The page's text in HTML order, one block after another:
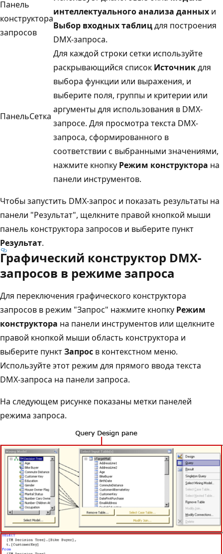
Панель
конструктора
запросов
интеллектуального анализа данных и
Выбор входных таблицдля построения
DMX-запроса.
ПанельСетка
Для каждой строки сетки используйте
раскрывающийся список Источникдля
выбора функции или выражения, и
выберите поля, группы и критерии или
аргументы для использования в DMX-
запросе. Для просмотра текста DMX-
запроса, сформированного в
соответствии с выбранными значениями,
нажмите кнопку Режим конструктора на
панели инструментов.
Чтобы запустить DMX-запрос и показать результаты на
панели "Результат", щелкните правой кнопкой мыши
панель конструктора запросов и выберите пункт
Результат.
Графический конструктор DMX-
запросов в режиме запроса
Для переключения графического конструктора
запросов в режим "Запрос" нажмите кнопку Режим
конструктора на панели инструментов или щелкните
правой кнопкой мыши область конструктора и
выберите пунктЗапрос в контекстном меню.
Используйте этот режим для прямого ввода текста
DMX-запроса на панели запроса.
На следующем рисунке показаны метки панелей
режима запроса.